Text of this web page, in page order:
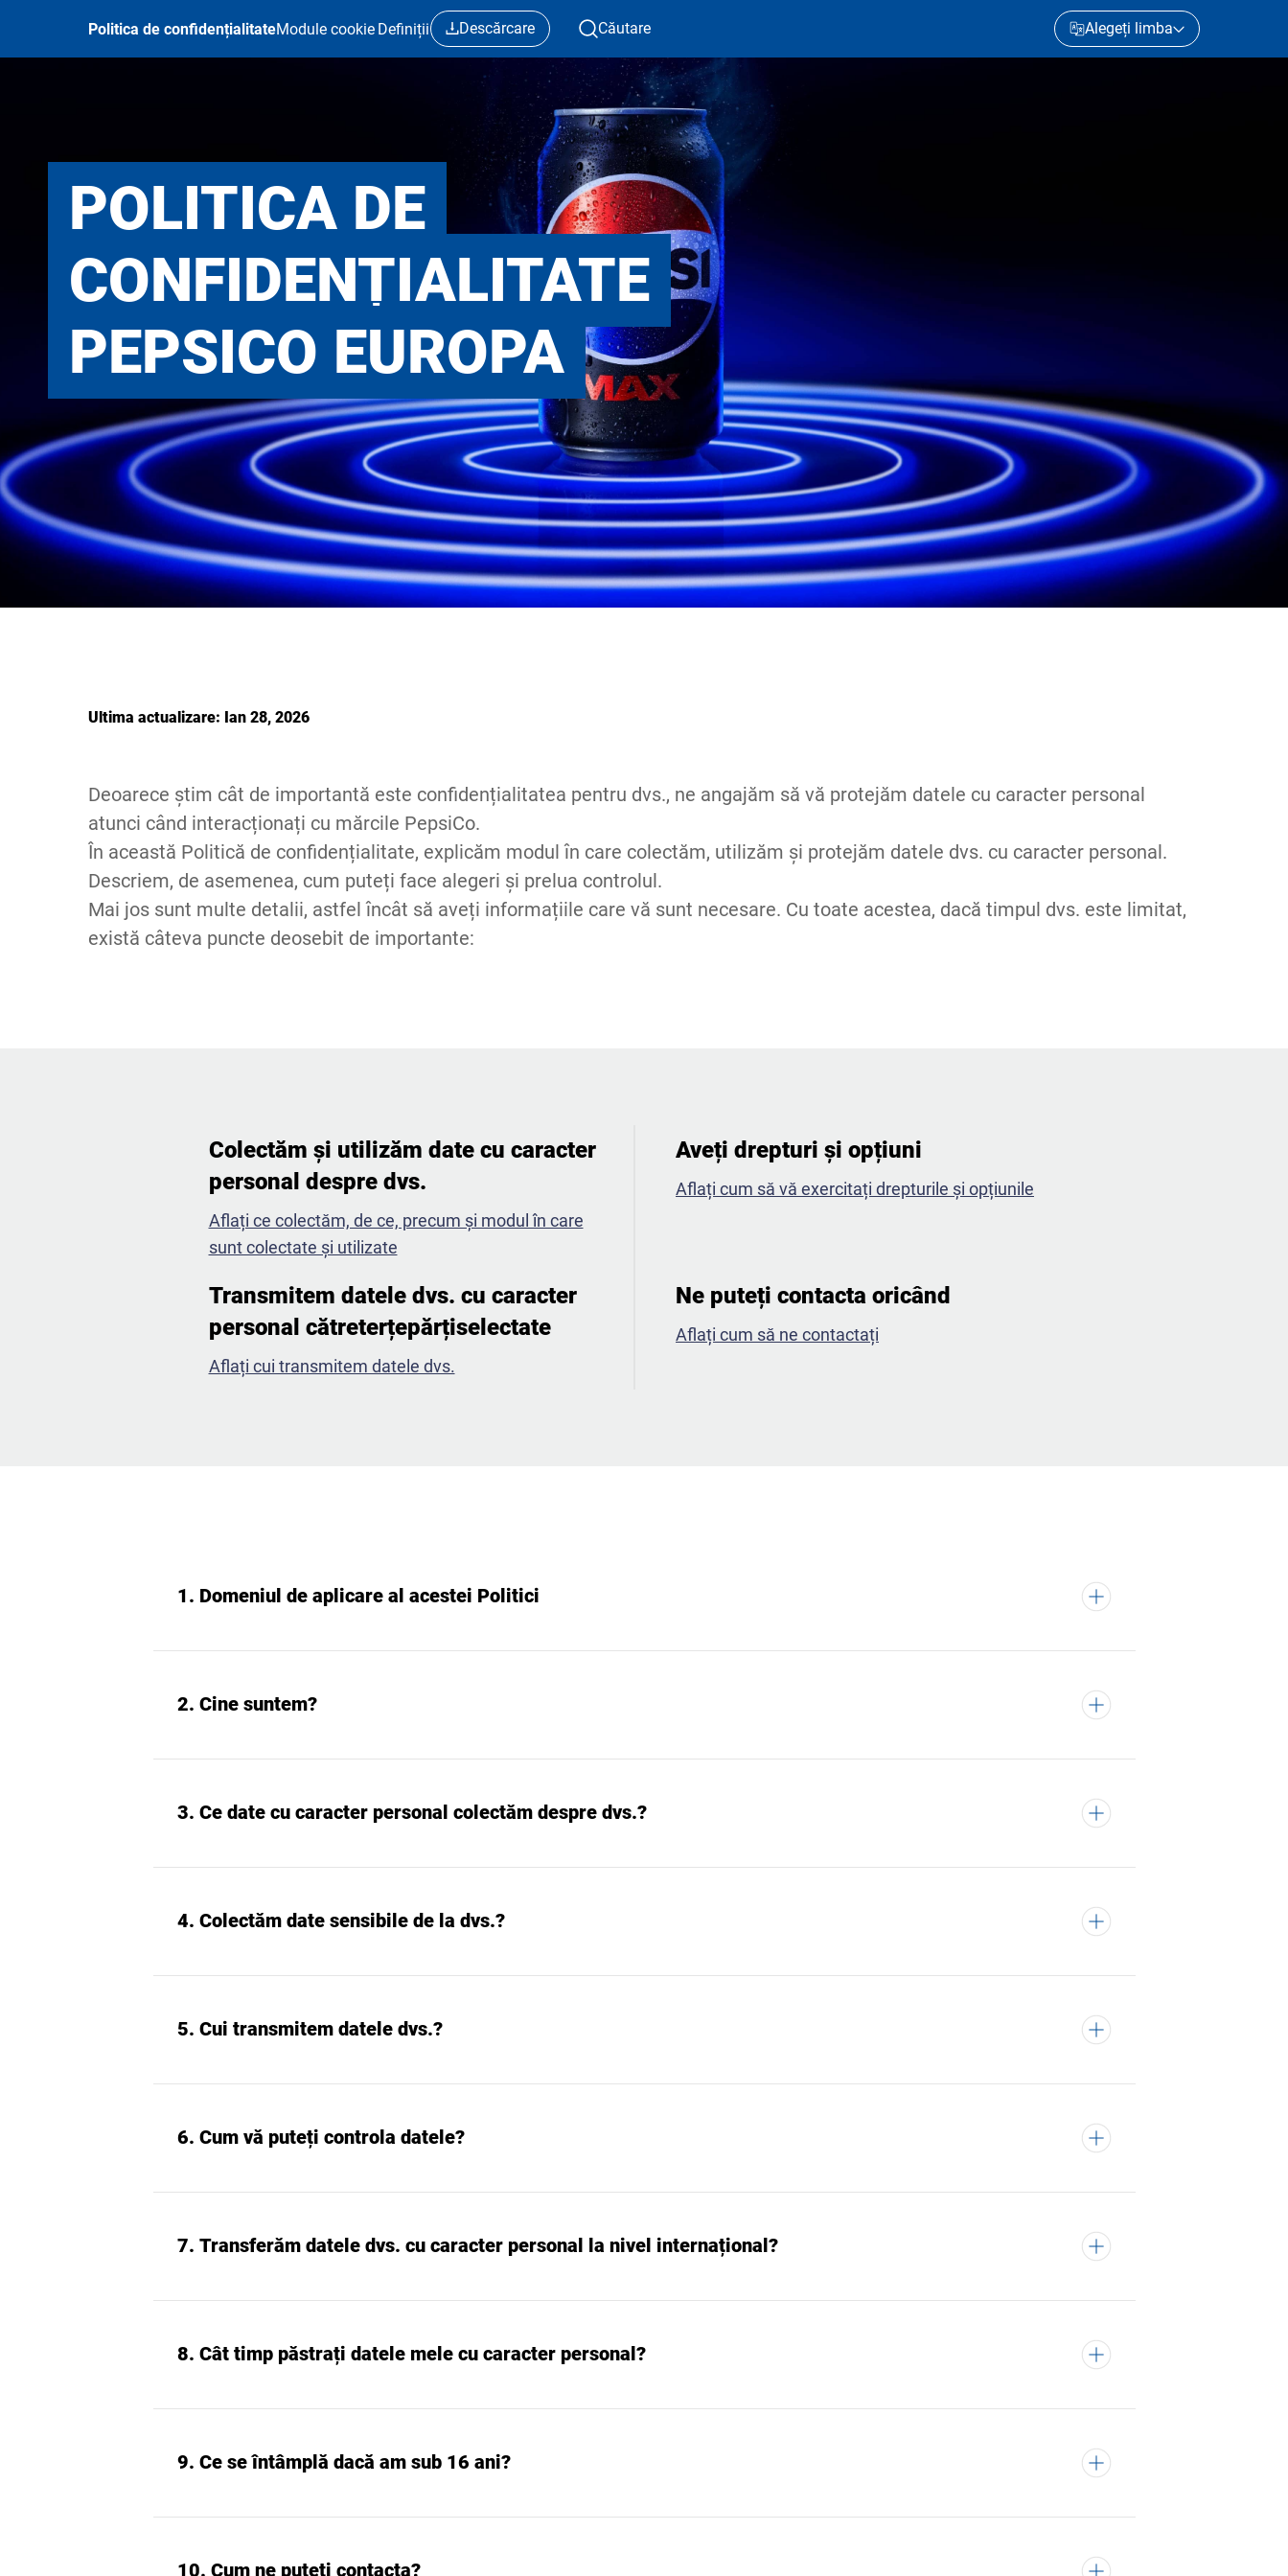
Politica de confidențialitateModule cookie Definiții Descărcare Căutare Alegeți limba
POLITICA DE
CONFIDENȚIALITATE
PEPSICO EUROPA
Ultima actualizare: Ian 28, 2026
Deoarece știm cât de importantă este confidențialitatea pentru dvs., ne angajăm să vă protejăm datele cu caracter personal
atunci când interacționați cu mărcile PepsiCo.
În această Politică de confidențialitate, explicăm modul în care colectăm, utilizăm și protejăm datele dvs. cu caracter personal.
Descriem, de asemenea, cum puteți face alegeri și prelua controlul.
Mai jos sunt multe detalii, astfel încât să aveți informațiile care vă sunt necesare. Cu toate acestea, dacă timpul dvs. este limitat,
există câteva puncte deosebit de importante:
Colectăm și utilizăm date cu caracter
personal despre dvs. ​
Aflați ce colectăm, de ce, precum și modul în care
sunt colectate și utilizate
Aveți drepturi și opțiuni​
Aflați cum să vă exercitați drepturile și opțiunile
Transmitem datele dvs. cu caracter
personal cătreterțepărțiselectate​
Aflați cui transmitem datele dvs.
Ne puteți contacta oricând​
Aflați cum să ne contactați
1. Domeniul de aplicare al acestei Politici
2. Cine suntem?
3. Ce date cu caracter personal colectăm despre dvs.?
4. Colectăm date sensibile de la dvs.?
5. Cui transmitem datele dvs.?
6. Cum vă puteți controla datele?
7. Transferăm datele dvs. cu caracter personal la nivel internațional?
8. Cât timp păstrați datele mele cu caracter personal?
9. Ce se întâmplă dacă am sub 16 ani?
10. Cum ne puteți contacta?